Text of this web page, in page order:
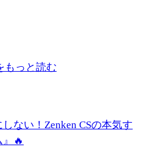
もっと読む
ない！Zenken CSの本気す
🔥